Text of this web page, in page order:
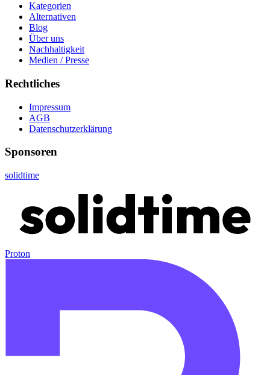
Kategorien
Alternativen
Blog
Über uns
Nachhaltigkeit
Medien / Presse
Rechtliches
Impressum
AGB
Datenschutzerklärung
Sponsoren
solidtime
Proton